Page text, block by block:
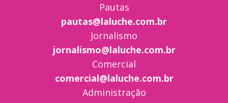
Pautas
pautas@laluche.com.br
Jornalismo
jornalismo@laluche.com.br
Comercial
comercial@laluche.com.br
Administração